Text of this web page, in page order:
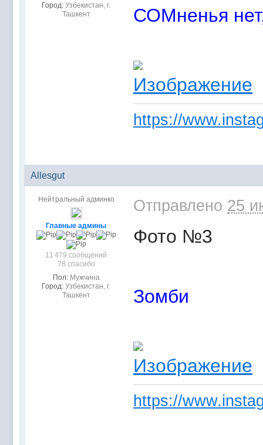
Город: Узбекистан, г.
Ташкент
СОМненья
https://
Allesgut
Нейтральный админко
Главные админы
11 479 сообщений
78 спасибо
Пол: Мужчина
Город: Узбекистан, г.
Ташкент
Отправлено 25
Фото №3
Зомби
https://